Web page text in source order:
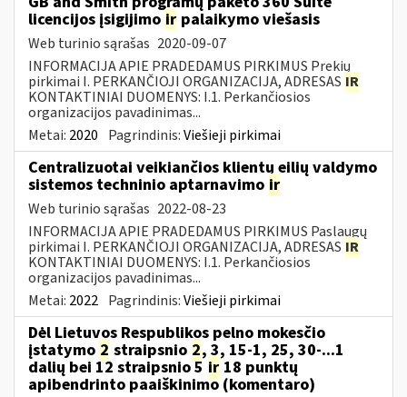
licencijos įsigijimo ir palaikymo viešasis
Web turinio sąrašas 2020-09-07
INFORMACIJA APIE PRADEDAMUS PIRKIMUS Prekių
pirkimai I. PERKANČIOJI ORGANIZACIJA, ADRESAS IR
KONTAKTINIAI DUOMENYS: I.1. Perkančiosios
organizacijos pavadinimas...
Metai: 2020 Pagrindinis:Viešieji pirkimai
Centralizuotai veikiančios klientų eilių valdymo
sistemos techninio aptarnavimo ir
Web turinio sąrašas 2022-08-23
INFORMACIJA APIE PRADEDAMUS PIRKIMUS Paslaugų
pirkimai I. PERKANČIOJI ORGANIZACIJA, ADRESAS IR
KONTAKTINIAI DUOMENYS: I.1. Perkančiosios
organizacijos pavadinimas...
Metai: 2022 Pagrindinis:Viešieji pirkimai
Dėl Lietuvos Respublikos pelno mokesčio
įstatymo 2 straipsnio 2, 3, 15-1, 25, 30-...1
dalių bei 12 straipsnio 5 ir 18 punktų
apibendrinto paaiškinimo (komentaro)